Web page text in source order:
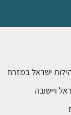
ישראל במזרח
ויישובה